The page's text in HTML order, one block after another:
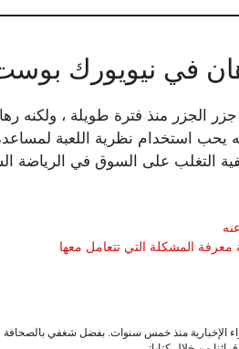
في نيويورك
يحب استخدام نظرية اللعبة
التغلب على السوق في الرياضة
الإخبارية منذ خمس سنوات. بفضل شغفي بالصحافة